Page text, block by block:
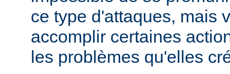
ce type d'attaques, mais
accomplir certaines
les problèmes qu'elles